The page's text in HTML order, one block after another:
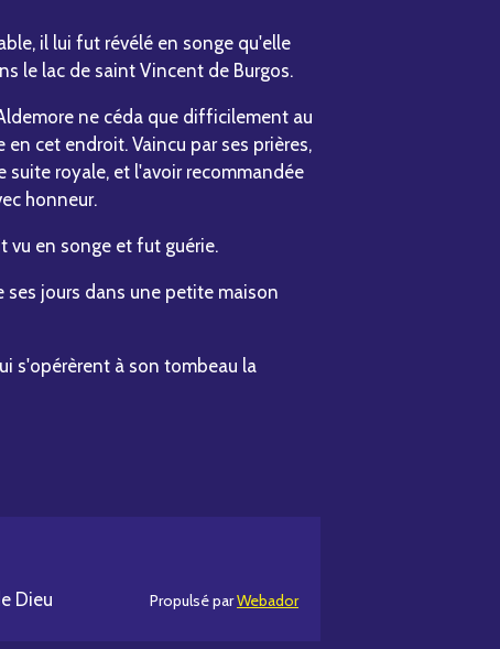
il lui fut révélé en songe qu'elle
le lac de saint Vincent de Burgos.
ne céda que difficilement au
cet endroit. Vaincu par ses prières,
suite royale, et l'avoir recommandée
honneur.
vu en songe et fut guérie.
ses jours dans une petite maison
s'opérèrent à son tombeau la
Dieu Propulsé parWebador